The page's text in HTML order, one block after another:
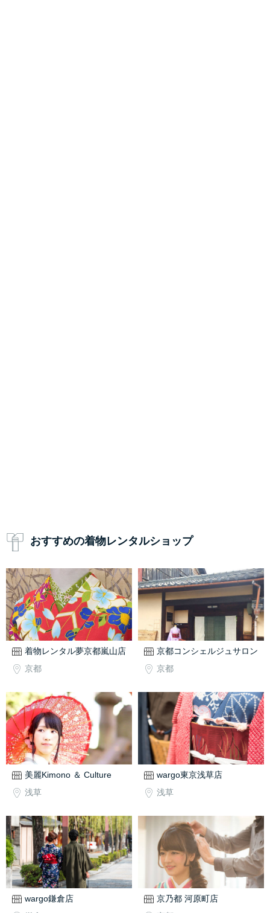
おすすめの着物レンタルショップ
着物レンタル夢京都嵐山店
京都
京都コンシェルジュサロン
京都
美麗Kimono ＆ Culture
浅草
wargo東京浅草店
浅草
wargo鎌倉店
京乃都 河原町店